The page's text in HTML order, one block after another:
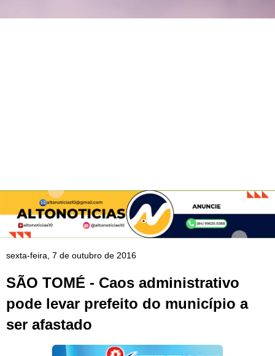
sexta-feira, 7 de outubro de 2016
SÃO TOMÉ - Caos administrativo
pode levar prefeito do município a
ser afastado